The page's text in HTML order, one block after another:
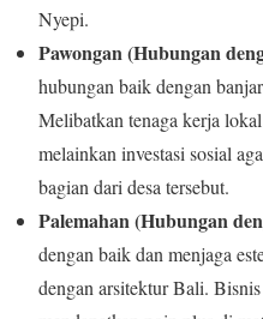
Nyepi.
Pawongan (Hubungan
hubungan baik dengan
Melibatkan tenaga kerja
melainkan investasi sosial
bagian dari desa tersebut.
Palemahan (Hubungan
dengan baik dan menjaga
dengan arsitektur Bali.